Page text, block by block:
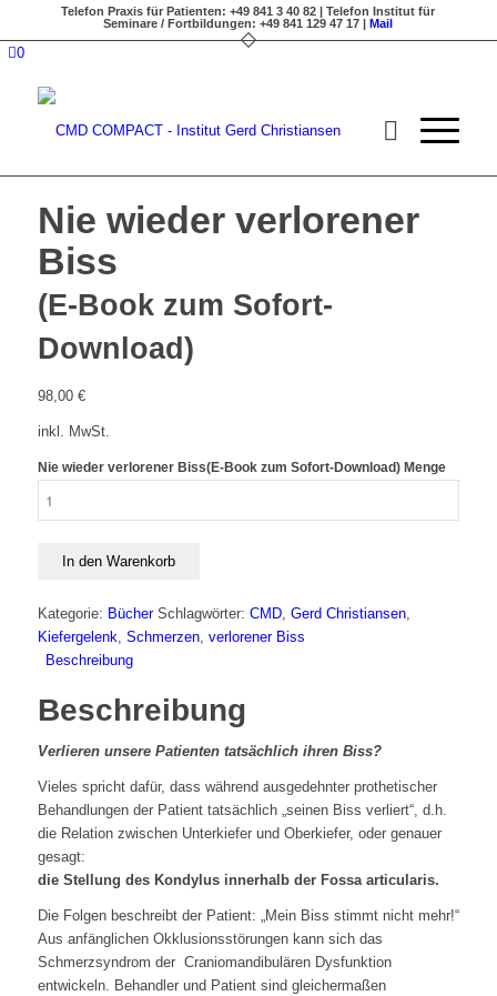
Telefon Praxis für Patienten: +49 841 3 40 82 | Telefon Institut für
Seminare / Fortbildungen: +49 841 129 47 17 |Mail
0
Nie wieder verlorener
Biss
(E-Book zum Sofort-
Download)
98,00 €
inkl. MwSt.
Nie wieder verlorener Biss(E-Book zum Sofort-Download) Menge
In den Warenkorb
Kategorie: Bücher Schlagwörter: CMD, Gerd Christiansen,
Kiefergelenk, Schmerzen, verlorener Biss
Beschreibung
Beschreibung
Verlieren unsere Patienten tatsächlich ihren Biss?
Vieles spricht dafür, dass während ausgedehnter prothetischer
Behandlungen der Patient tatsächlich „seinen Biss verliert“, d.h.
die Relation zwischen Unterkiefer und Oberkiefer, oder genauer
gesagt:
die Stellung des Kondylus innerhalb der Fossa articularis.
Die Folgen beschreibt der Patient: „Mein Biss stimmt nicht mehr!“
Aus anfänglichen Okklusionsstörungen kann sich das
Schmerzsyndrom der Craniomandibulären Dysfunktion
entwickeln. Behandler und Patient sind gleichermaßen